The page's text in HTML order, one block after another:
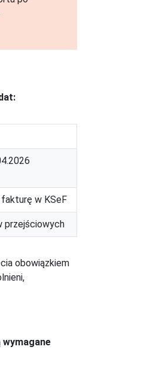
w KSeF
przejściowych
obowiązkiem